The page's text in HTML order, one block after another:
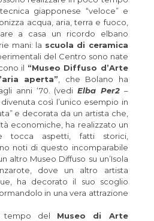
giapponese “veloce” e
acqua, aria, terra e fuoco,
a casa un ricordo elbano
mani: la scuola di ceramica
del Centro sono nate
il “Museo Diffuso d’Arte
aperta” , che Bolano ha
anni ‘70. (vediElba Per2–
divenuta così l’unico esempio in
e decorata da un artista che,
economiche, ha realizzato un
tocca aspetti, fatti storici,
noti di questo incomparabile
altro Museo Diffuso su un’Isola
dove un altro artista
ha decorato il suo scoglio
in una vera attrazione
tempo del Museo di Arte